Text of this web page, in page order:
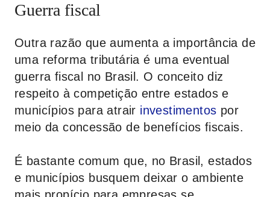
Guerra fiscal
Outra razão que aumenta a importância de
uma reforma tributária é uma eventual
guerra fiscal no Brasil. O conceito diz
respeito à competição entre estados e
municípios para atrair investimentos por
meio da concessão de benefícios fiscais.
É bastante comum que, no Brasil, estados
e municípios busquem deixar o ambiente